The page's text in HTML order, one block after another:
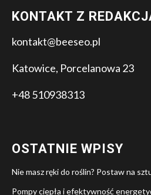
KONTAKT Z
kontakt@beeseo.pl
Katowice, Porcelanowa 23
+48 510938313
OSTATNIE WPISY
Nie masz ręki do roślin? Postaw na
Pompy ciepła i efektywność